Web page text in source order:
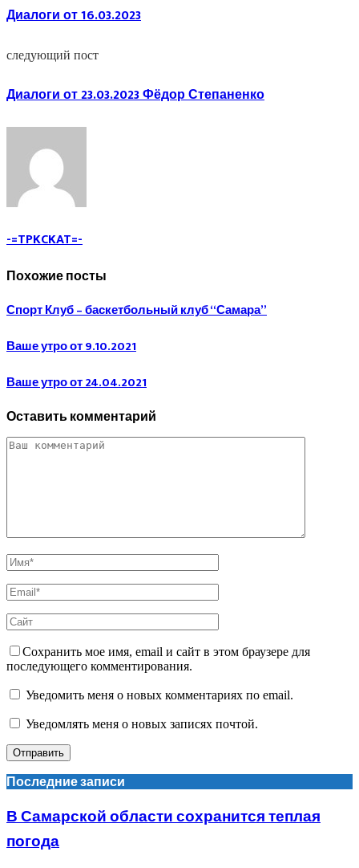
Диалоги от 16.03.2023
следующий пост
Диалоги от 23.03.2023 Фёдор Степаненко
-=TPKCKAT=-
Похожие посты
Спорт Клуб – баскетбольный клуб “Самара”
Ваше утро от 9.10.2021
Ваше утро от 24.04.2021
Оставить комментарий
Сохранить мое имя, email и сайт в этом браузере для
последующего комментирования.
Уведомить меня о новых комментариях по email.
Уведомлять меня о новых записях почтой.
Последние записи
В Самарской области сохранится теплая
погода